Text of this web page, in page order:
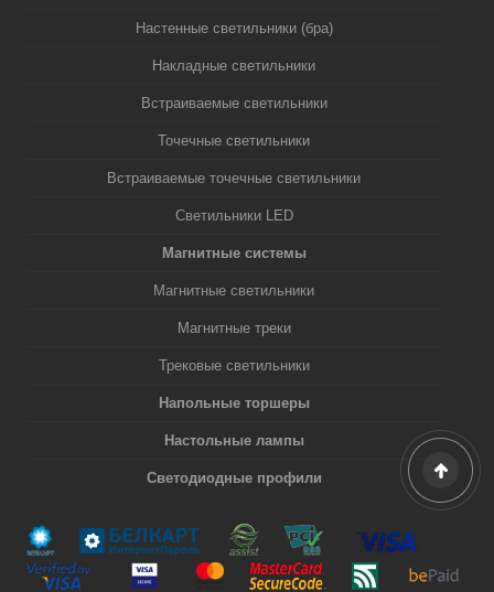
Настенные светильники (бра)
Накладные светильники
Встраиваемые светильники
Точечные светильники
Встраиваемые точечные светильники
Светильники LED
Магнитные системы
Магнитные светильники
Магнитные треки
Трековые светильники
Напольные торшеры
Настольные лампы
Светодиодные профили